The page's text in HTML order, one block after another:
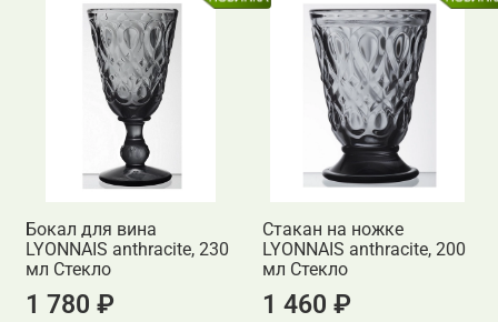
Бокал для вина
LYONNAIS anthracite, 230
мл Стекло
1 780 ₽
Стакан на ножке
LYONNAIS anthracite, 200
мл Стекло
1 460 ₽